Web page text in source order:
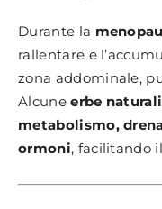
Durante la
rallentare e
zona addominale,
Alcuneerbe naturali
metabolismo,
ormoni, facilitando